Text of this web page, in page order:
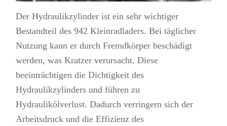
Der Hydraulikzylinder ist ein sehr wichtiger
Bestandteil des 942 Kleinradladers. Bei täglicher
Nutzung kann er durch Fremdkörper beschädigt
werden, was Kratzer verursacht. Diese
beeinträchtigen die Dichtigkeit des
Hydraulikzylinders und führen zu
Hydraulikölverlust. Dadurch verringern sich der
Arbeitsdruck und die Effizienz des